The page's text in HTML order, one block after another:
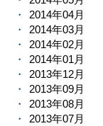
2014年04月
2014年03月
2014年02月
2014年01月
2013年12月
2013年09月
2013年08月
2013年07月